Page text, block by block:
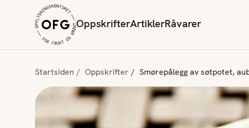
OppskrifterArtiklerRåvarer
Startsiden Oppskrifter Smørepålegg av søtpotet,